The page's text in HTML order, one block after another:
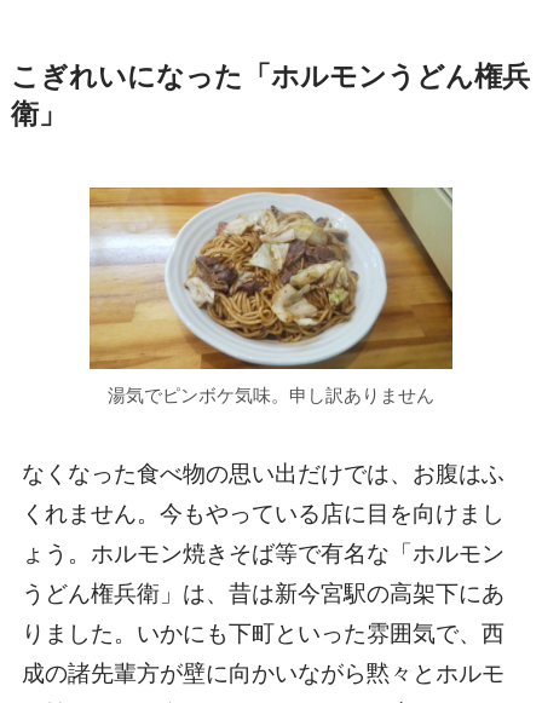
こぎれいになった「ホルモンうどん権兵
衛」
湯気でピンボケ気味。申し訳ありません
なくなった食べ物の思い出だけでは、お腹はふ
くれません。今もやっている店に目を向けまし
ょう。ホルモン焼きそば等で有名な「ホルモン
うどん権兵衛」は、昔は新今宮駅の高架下にあ
りました。いかにも下町といった雰囲気で、西
成の諸先輩方が壁に向かいながら黙々とホルモ